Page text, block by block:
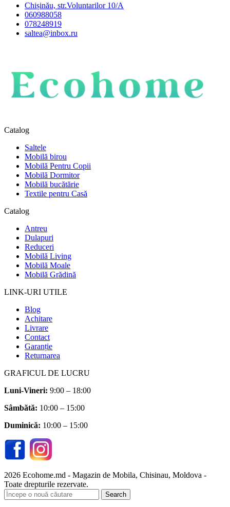
Chișinău, str.Voluntarilor 10/A
060988058
078248919
saltea@inbox.ru
Catalog
Saltele
Mobilă birou
Mobilă Pentru Copii
Mobilă Dormitor
Mobilă bucătărie
Textile pentru Casă
Catalog
Antreu
Dulapuri
Reduceri
Mobilă Living
Mobilă Moale
Mobilă Grădină
LINK-URI UTILE
Blog
Achitare
Livrare
Contact
Garanție
Returnarea
GRAFICUL DE LUCRU
Luni-Vineri: 9:00 – 18:00
Sâmbătă: 10:00 – 15:00
Duminică: 10:00 – 15:00
2026 Ecohome.md - Magazin de Mobila, Chisinau, Moldova -
Toate drepturile rezervate.
Search